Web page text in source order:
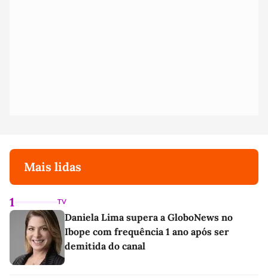
Mais lidas
1 TV
Daniela Lima supera a GloboNews no
Ibope com frequência 1 ano após ser
demitida do canal